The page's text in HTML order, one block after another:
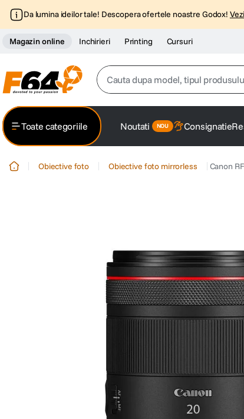
Da lumina ideilor tale! Descopera ofertele noastre Godox!
Magazin online Inchirieri Printing Cursuri
Cauta dupa model, tipul produsului,
2. trepied
canon sx740 hs
6. lavaliera
10 insta 360
Toate categoriile Noutati Consignatie
Obiective foto Obiective foto mirrorless Canon